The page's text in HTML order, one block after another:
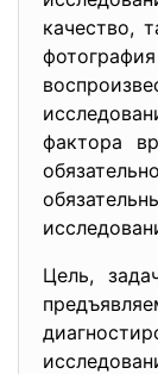
качество,
фактора
Цель,